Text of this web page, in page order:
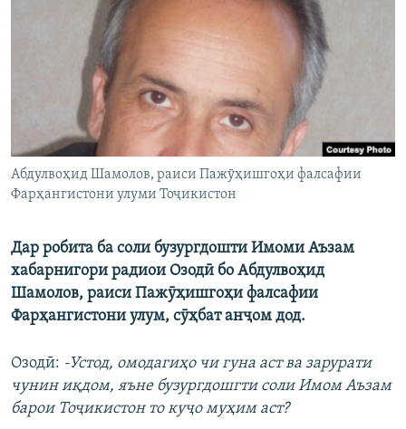
ГУЗОРИШҲОИ РАДИОӢ
ПАЙГИРӢ КУНЕД
Ҳамаи сомонаҳои RFE/RL
Абдулвоҳид Шамолов, раиси Пажӯҳишгоҳи фалсафии
Фарҳангистони улуми Тоҷикистон
Дар робита ба соли бузургдошти Имоми Аъзам
хабарнигори радиои Озодӣ бо Абдулвоҳид
Шамолов, раиси Пажӯҳишгоҳи фалсафии
Фарҳангистони улум, сӯҳбат анҷом дод.
Озодӣ: -Устод, омодагиҳо чи гуна аст ва зарурати
чунин иқдом, яъне бузургдошгти соли Имом Аъзам
барои Тоҷикистон то куҷо муҳим аст?